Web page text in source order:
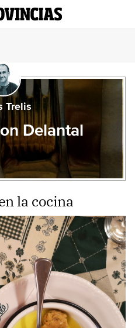
Trelis
Delantal
la cocina